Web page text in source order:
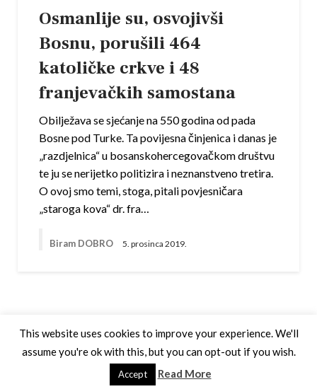
Osmanlije su, osvojivši
Bosnu, porušili 464
katoličke crkve i 48
franjevačkih samostana
Obilježava se sjećanje na 550 godina od pada
Bosne pod Turke. Ta povijesna činjenica i danas je
„razdjelnica“ u bosanskohercegovačkom društvu
te ju se nerijetko politizira i neznanstveno tretira.
O ovoj smo temi, stoga, pitali povjesničara
„staroga kova“ dr. fra…
Biram DOBRO 5. prosinca 2019.
Theme by Silk Themes
This website uses cookies to improve your experience. We'll
assume you're ok with this, but you can opt-out if you wish.
Accept Read More